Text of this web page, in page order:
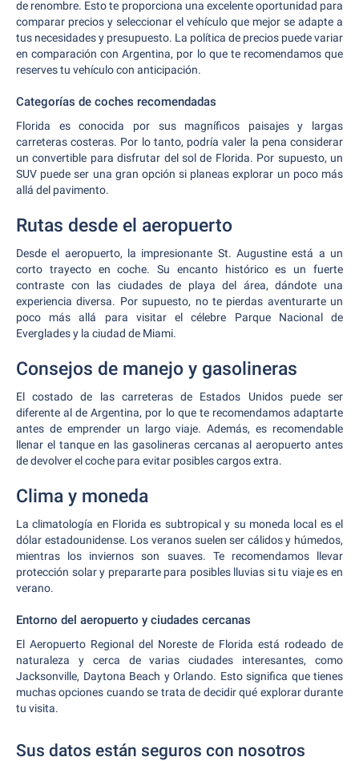
de renombre. Esto te proporciona una excelente oportunidad para
comparar precios y seleccionar el vehículo que mejor se adapte a
tus necesidades y presupuesto. La política de precios puede variar
en comparación con Argentina, por lo que te recomendamos que
reserves tu vehículo con anticipación.
Categorías de coches recomendadas
Florida es conocida por sus magníficos paisajes y largas
carreteras costeras. Por lo tanto, podría valer la pena considerar
un convertible para disfrutar del sol de Florida. Por supuesto, un
SUV puede ser una gran opción si planeas explorar un poco más
allá del pavimento.
Rutas desde el aeropuerto
Desde el aeropuerto, la impresionante St. Augustine está a un
corto trayecto en coche. Su encanto histórico es un fuerte
contraste con las ciudades de playa del área, dándote una
experiencia diversa. Por supuesto, no te pierdas aventurarte un
poco más allá para visitar el célebre Parque Nacional de
Everglades y la ciudad de Miami.
Consejos de manejo y gasolineras
El costado de las carreteras de Estados Unidos puede ser
diferente al de Argentina, por lo que te recomendamos adaptarte
antes de emprender un largo viaje. Además, es recomendable
llenar el tanque en las gasolineras cercanas al aeropuerto antes
de devolver el coche para evitar posibles cargos extra.
Clima y moneda
La climatología en Florida es subtropical y su moneda local es el
dólar estadounidense. Los veranos suelen ser cálidos y húmedos,
mientras los inviernos son suaves. Te recomendamos llevar
protección solar y prepararte para posibles lluvias si tu viaje es en
verano.
Entorno del aeropuerto y ciudades cercanas
El Aeropuerto Regional del Noreste de Florida está rodeado de
naturaleza y cerca de varias ciudades interesantes, como
Jacksonville, Daytona Beach y Orlando. Esto significa que tienes
muchas opciones cuando se trata de decidir qué explorar durante
tu visita.
Sus datos están seguros con nosotros